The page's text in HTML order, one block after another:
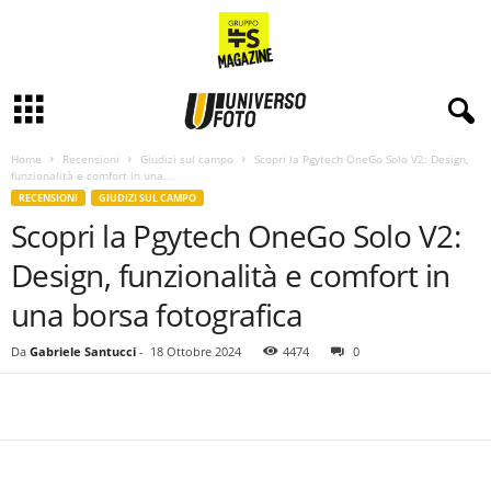
Home Recensioni Giudizi sul campo
Scopri la Pgytech OneGo Solo V2: Design,
funzionalità e comfort in una...
RECENSIONI GIUDIZI SUL CAMPO
Scopri la Pgytech OneGo Solo V2:
Design, funzionalità e comfort in
una borsa fotografica
Da Gabriele Santucci - 18 Ottobre 2024 4474 0